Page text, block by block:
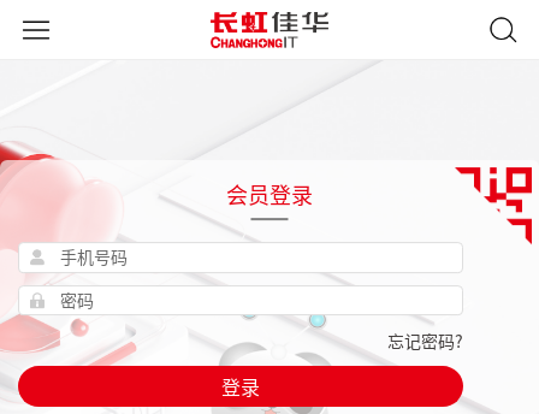
会员登录
忘记密码?
登录